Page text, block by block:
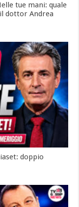
tue mani: quale
dottor Andrea
doppio